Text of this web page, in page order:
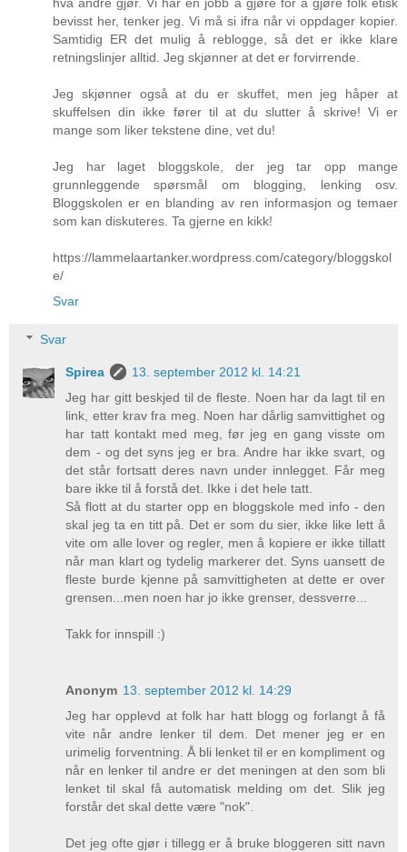
hva andre gjør. Vi har en jobb å gjøre for å gjøre folk etisk
bevisst her, tenker jeg. Vi må si ifra når vi oppdager kopier.
Samtidig ER det mulig å reblogge, så det er ikke klare
retningslinjer alltid. Jeg skjønner at det er forvirrende.
Jeg skjønner også at du er skuffet, men jeg håper at
skuffelsen din ikke fører til at du slutter å skrive! Vi er
mange som liker tekstene dine, vet du!
Jeg har laget bloggskole, der jeg tar opp mange
grunnleggende spørsmål om blogging, lenking osv.
Bloggskolen er en blanding av ren informasjon og temaer
som kan diskuteres. Ta gjerne en kikk!
https://lammelaartanker.wordpress.com/category/bloggskol
e/
Svar
Svar
Spirea
13. september 2012 kl. 14:21
Jeg har gitt beskjed til de fleste. Noen har da lagt til en
link, etter krav fra meg. Noen har dårlig samvittighet og
har tatt kontakt med meg, før jeg en gang visste om
dem - og det syns jeg er bra. Andre har ikke svart, og
det står fortsatt deres navn under innlegget. Får meg
bare ikke til å forstå det. Ikke i det hele tatt.
Så flott at du starter opp en bloggskole med info - den
skal jeg ta en titt på. Det er som du sier, ikke like lett å
vite om alle lover og regler, men å kopiere er ikke tillatt
når man klart og tydelig markerer det. Syns uansett de
fleste burde kjenne på samvittigheten at dette er over
grensen...men noen har jo ikke grenser, dessverre...
Takk for innspill :)
Anonym 13. september 2012 kl. 14:29
Jeg har opplevd at folk har hatt blogg og forlangt å få
vite når andre lenker til dem. Det mener jeg er en
urimelig forventning. Å bli lenket til er en kompliment og
når en lenker til andre er det meningen at den som bli
lenket til skal få automatisk melding om det. Slik jeg
forstår det skal dette være "nok".
Det jeg ofte gjør i tillegg er å bruke bloggeren sitt navn